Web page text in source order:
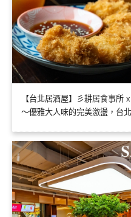
【台北居酒屋】彡耕居食事所
～優雅大人味的完美激盪，台